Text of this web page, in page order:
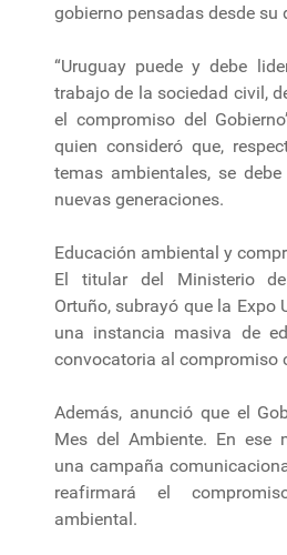
gobierno pensadas desde su
“Uruguay puede y debe
trabajo de la sociedad civil,
el compromiso del
quien consideró que,
temas ambientales, se
nuevas generaciones.
Educación ambiental y
El titular del Ministerio de
Ortuño, subrayó que la Expo
una instancia masiva de
convocatoria al compromiso
Además, anunció que el
Mes del Ambiente. En ese
una campaña
reafirmará el
ambiental.